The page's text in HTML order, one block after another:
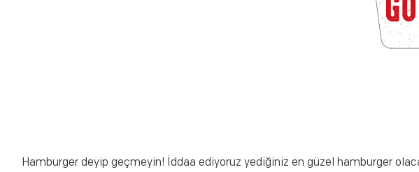
Hamburger deyip geçmeyin! İddaa ediyoruz yediğiniz en güzel hamburger